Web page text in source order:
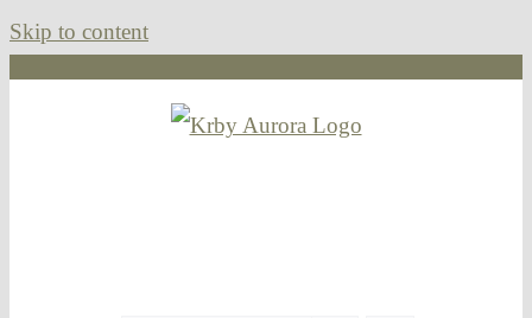
Skip to content